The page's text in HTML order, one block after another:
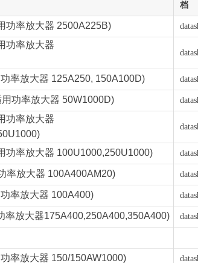
档
功率放大器 2500A225B)
功率放大器
率放大器 125A250, 150A100D)
功率放大器 50W1000D)
功率放大器
功率放大器 100U1000,250U1000)
率放大器 100A400AM20)
率放大器 100A400)
率放大器175A400,250A400,350A400)
率放大器 150/150AW1000)